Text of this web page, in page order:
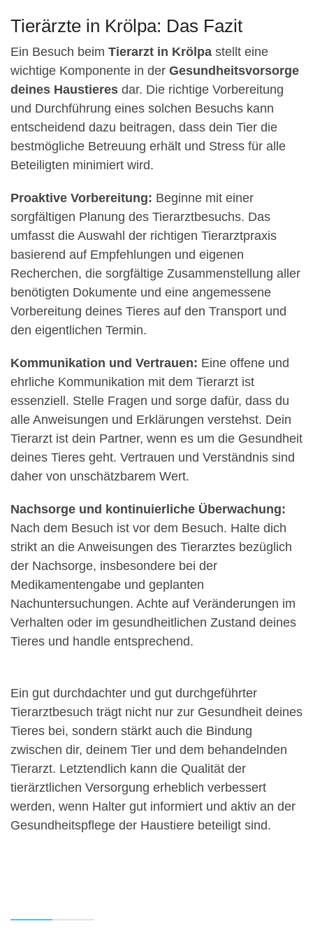
Tierärzte in Krölpa: Das Fazit
Ein Besuch beim Tierarzt in Krölpa stellt eine
wichtige Komponente in der Gesundheitsvorsorge
deines Haustieres dar. Die richtige Vorbereitung
und Durchführung eines solchen Besuchs kann
entscheidend dazu beitragen, dass dein Tier die
bestmögliche Betreuung erhält und Stress für alle
Beteiligten minimiert wird.
Proaktive Vorbereitung: Beginne mit einer
sorgfältigen Planung des Tierarztbesuchs. Das
umfasst die Auswahl der richtigen Tierarztpraxis
basierend auf Empfehlungen und eigenen
Recherchen, die sorgfältige Zusammenstellung aller
benötigten Dokumente und eine angemessene
Vorbereitung deines Tieres auf den Transport und
den eigentlichen Termin.
Kommunikation und Vertrauen: Eine offene und
ehrliche Kommunikation mit dem Tierarzt ist
essenziell. Stelle Fragen und sorge dafür, dass du
alle Anweisungen und Erklärungen verstehst. Dein
Tierarzt ist dein Partner, wenn es um die Gesundheit
deines Tieres geht. Vertrauen und Verständnis sind
daher von unschätzbarem Wert.
Nachsorge und kontinuierliche Überwachung:
Nach dem Besuch ist vor dem Besuch. Halte dich
strikt an die Anweisungen des Tierarztes bezüglich
der Nachsorge, insbesondere bei der
Medikamentengabe und geplanten
Nachuntersuchungen. Achte auf Veränderungen im
Verhalten oder im gesundheitlichen Zustand deines
Tieres und handle entsprechend.
Ein gut durchdachter und gut durchgeführter
Tierarztbesuch trägt nicht nur zur Gesundheit deines
Tieres bei, sondern stärkt auch die Bindung
zwischen dir, deinem Tier und dem behandelnden
Tierarzt. Letztendlich kann die Qualität der
tierärztlichen Versorgung erheblich verbessert
werden, wenn Halter gut informiert und aktiv an der
Gesundheitspflege der Haustiere beteiligt sind.